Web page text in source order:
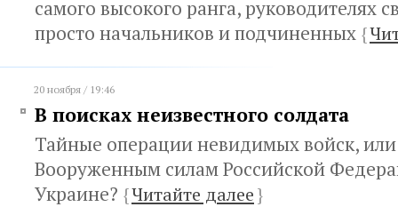
самого высокого ранга, руководителях
просто начальников и подчиненных {
20 ноября / 19:46
В поисках неизвестного солдата
Тайные операции невидимых войск,
Вооруженным силам Российской
Украине? {Читайте далее}